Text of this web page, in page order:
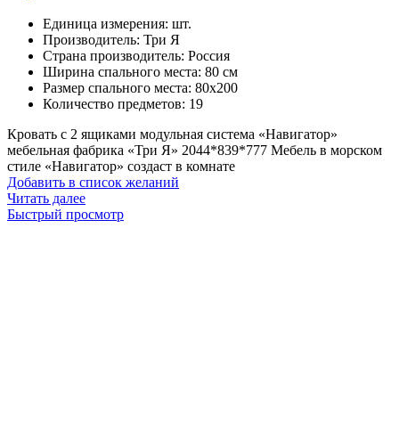
Единица измерения: шт.
Производитель: Три Я
Страна производитель: Россия
Ширина спального места: 80 см
Размер спального места: 80х200
Количество предметов: 19
Кровать с 2 ящиками модульная система «Навигатор»
мебельная фабрика «Три Я» 2044*839*777 Мебель в морском
стиле «Навигатор» создаст в комнате
Добавить в список желаний
Читать далее
Быстрый просмотр